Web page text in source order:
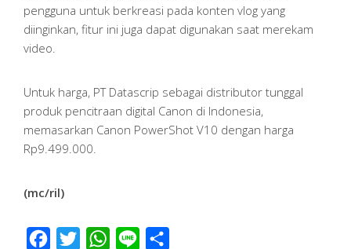
pengguna untuk berkreasi pada konten vlog yang
diinginkan, fitur ini juga dapat digunakan saat merekam
video.
Untuk harga, PT Datascrip sebagai distributor tunggal
produk pencitraan digital Canon di Indonesia,
memasarkan Canon PowerShot V10 dengan harga
Rp9.499.000.
(mc/ril)
Facebook
Twitter WhatsApp
Line